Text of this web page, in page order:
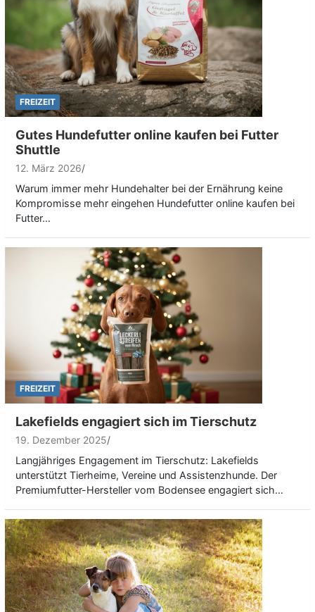
FREIZEIT
Gutes Hundefutter online kaufen bei Futter
Shuttle
12. März 2026
Warum immer mehr Hundehalter bei der Ernährung keine
Kompromisse mehr eingehen Hundefutter online kaufen bei
Futter…
FREIZEIT
Lakefields engagiert sich im Tierschutz
19. Dezember 2025
Langjähriges Engagement im Tierschutz: Lakefields
unterstützt Tierheime, Vereine und Assistenzhunde. Der
Premiumfutter-Hersteller vom Bodensee engagiert sich…